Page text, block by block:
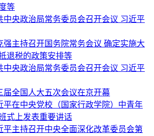
等
中央政治局常务委员会召开会议 习近平
强主持召开国务院常务会议 确定实施大
退税的政策安排等
中央政治局常务委员会召开会议 习近平
届全国人大五次会议在京开幕
平在中央党校（国家行政学院）中青年
式上发表重要讲话
平主持召开中央全面深化改革委员会第